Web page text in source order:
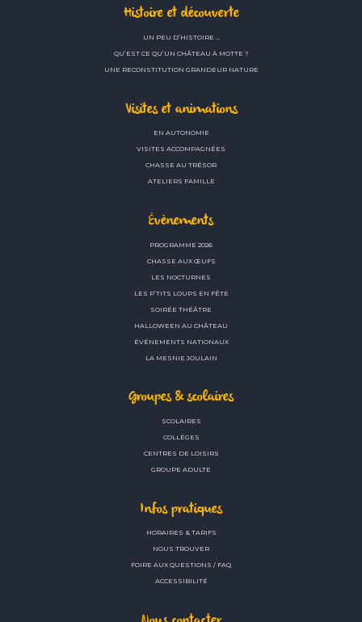
Histoire et découverte
UN PEU D’HISTOIRE …
QU’EST CE QU’UN CHÂTEAU À MOTTE ?
UNE RECONSTITUTION GRANDEUR NATURE
Visites et animations
EN AUTONOMIE
VISITES ACCOMPAGNÉES
CHASSE AU TRÉSOR
ATELIERS FAMILLE
Évènements
PROGRAMME 2026
CHASSE AUX ŒUFS
LES NOCTURNES
LES P’TITS LOUPS EN FÊTE
SOIRÉE THÉÂTRE
HALLOWEEN AU CHÂTEAU
ÉVÉNEMENTS NATIONAUX
LA MESNIE JOULAIN
Groupes & scolaires
SCOLAIRES
COLLÈGES
CENTRES DE LOISIRS
GROUPE ADULTE
Infos pratiques
HORAIRES & TARIFS
NOUS TROUVER
FOIRE AUX QUESTIONS / FAQ
ACCESSIBILITÉ